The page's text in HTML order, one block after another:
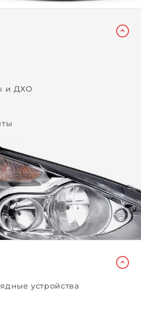
и ДХО
устройства